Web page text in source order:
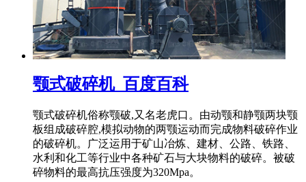
颚式破碎机_百度百科
颚式破碎机俗称颚破,又名老虎口。由动颚和静颚两块颚
板组成破碎腔,模拟动物的两颚运动而完成物料破碎作业
的破碎机。广泛运用于矿山冶炼、建材、公路、铁路、
水利和化工等行业中各种矿石与大块物料的破碎。被破
碎物料的最高抗压强度为320Mpa。